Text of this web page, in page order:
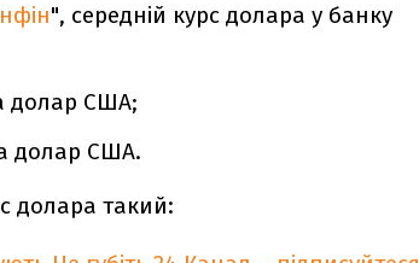
", середній курс долара у банку
долар США;
долар США.
долара такий: